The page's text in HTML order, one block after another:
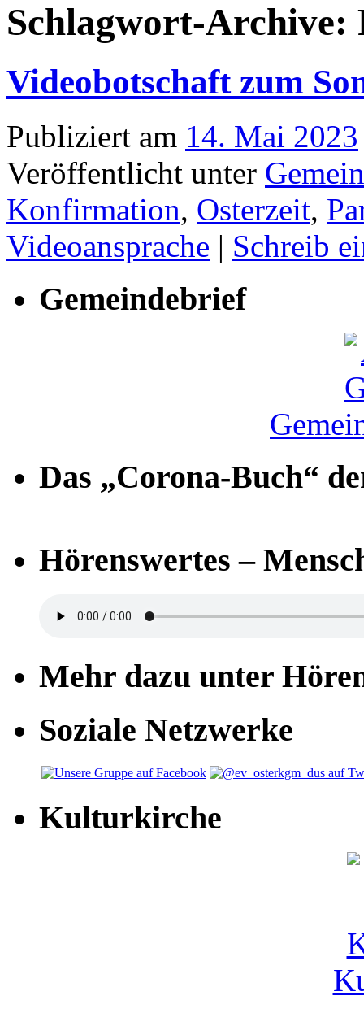
Schlagwort-Archive:
Videobotschaft zum
Publiziert am 14. Mai 2023
Veröffentlicht unter
Konfirmation, Osterzeit,
Videoansprache | Schreib
Gemeindebrief
Das „Corona-Buch“
Hörenswertes –
Mehr dazu unter
Soziale Netzwerke
Kulturkirche